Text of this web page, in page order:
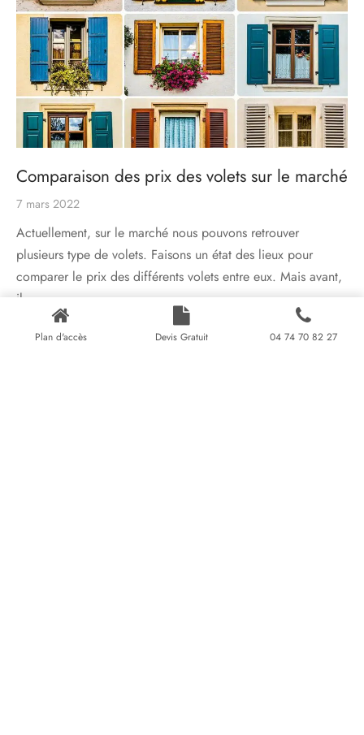
Comparaison des prix des volets sur le marché
7 mars 2022
Actuellement, sur le marché nous pouvons retrouver
plusieurs type de volets. Faisons un état des lieux pour
comparer le prix des différents volets entre eux. Mais avant,
il…
Plan d'accès Devis Gratuit 04 74 70 82 27